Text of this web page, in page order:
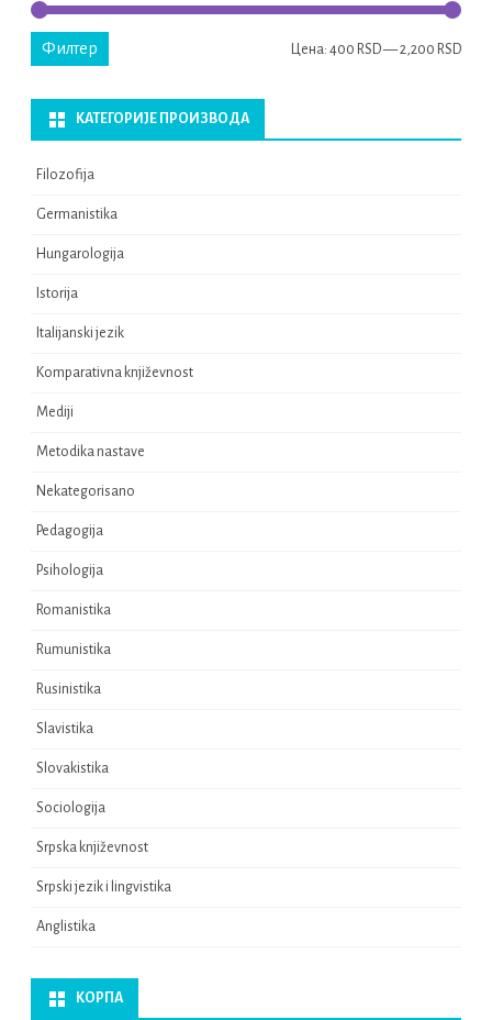
Филтер Цена: 400 RSD—2,200 RSD
КАТЕГОРИЈЕ ПРОИЗВОДА
Filozofija
Germanistika
Hungarologija
Istorija
Italijanski jezik
Komparativna književnost
Mediji
Metodika nastave
Nekategorisano
Pedagogijа
Psihologijа
Romanistikа
Rumunistikа
Rusinistikа
Slavistikа
Slovakistikа
Sociologijа
Srpska književnost
Srpski jezik i lingvistikа
Аnglistika
КОРПА